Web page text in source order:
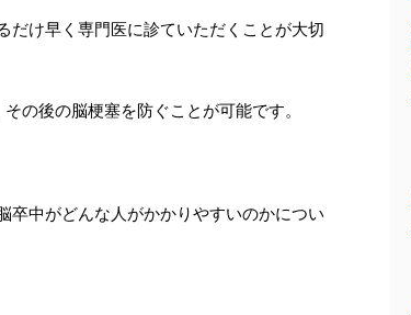
だけ早く専門医に診ていただくことが大切
の後の脳梗塞を防ぐことが可能です。
卒中がどんな人がかかりやすいのかについ